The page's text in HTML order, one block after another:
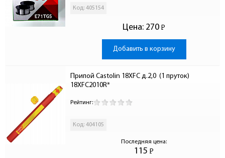
Код: 405154
Цена: 270 Р
-
Добавить в корзину
Припой Castolin 18XFC д.2,0  (1 пруток)
18XFC2010R*
Рейтинг:
Код: 404105
Последняя цена:
115 Р
-